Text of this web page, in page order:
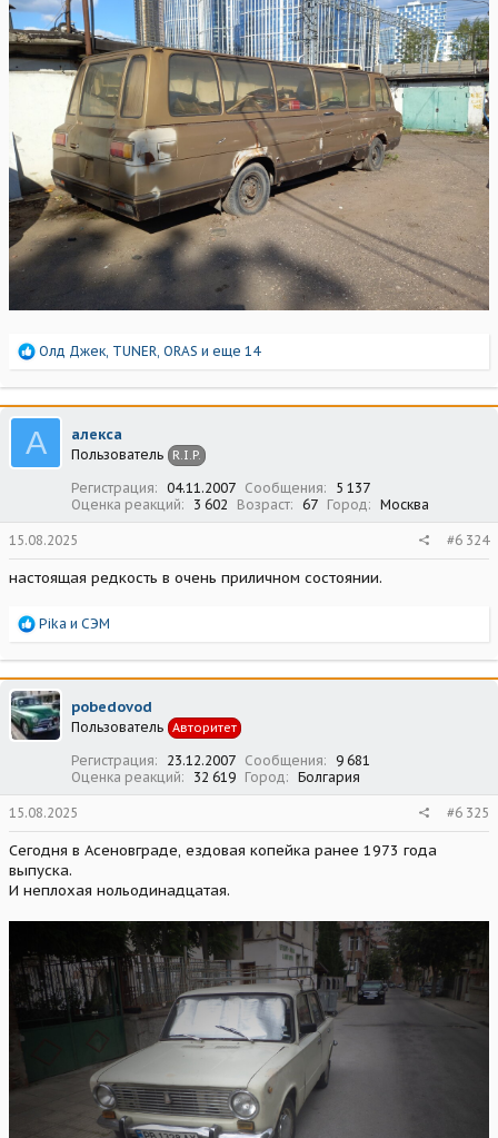
Р
а
к
ц
и
и
Олд Джек, TUNER, ORAS и еще 14
А алекса
Пользователь R.I.P.
Регистрация 04.11.2007 Сообщения
5 137
Оценка реакций
3 602 Возраст 67 Город Москва
15.08.2025 #6 324
настоящая редкость в очень приличном состоянии.
Р
а
к
ц
и
и
Pika и СЭМ
pobedovod
Пользователь Авторитет
Регистрация 23.12.2007 Сообщения
9 681
Оценка реакций
32 619 Город Болгария
15.08.2025 #6 325
Сегодня в Асеновграде, ездовая копейка ранее 1973 года
выпуска.
И неплохая нольодинадцатая.